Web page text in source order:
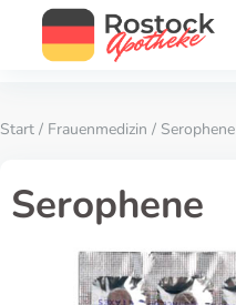
Start / Frauenmedizin / Serophene
Serophene